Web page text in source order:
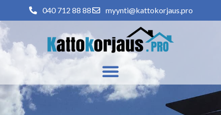
040 712 88 88 myynti@kattokorjaus.pro